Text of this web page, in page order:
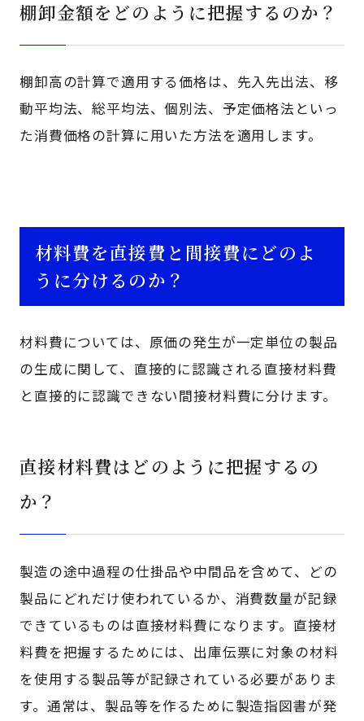
棚卸金額をどのように把握するのか？
棚卸高の計算で適用する価格は、先入先出法、移
動平均法、総平均法、個別法、予定価格法といっ
た消費価格の計算に用いた方法を適用します。
材料費を直接費と間接費にどのよ
うに分けるのか？
材料費については、原価の発生が一定単位の製品
の生成に関して、直接的に認識される直接材料費
と直接的に認識できない間接材料費に分けます。
直接材料費はどのように把握するの
か？
製造の途中過程の仕掛品や中間品を含めて、どの
製品にどれだけ使われているか、消費数量が記録
できているものは直接材料費になります。直接材
料費を把握するためには、出庫伝票に対象の材料
を使用する製品等が記録されている必要がありま
す。通常は、製品等を作るために製造指図書が発